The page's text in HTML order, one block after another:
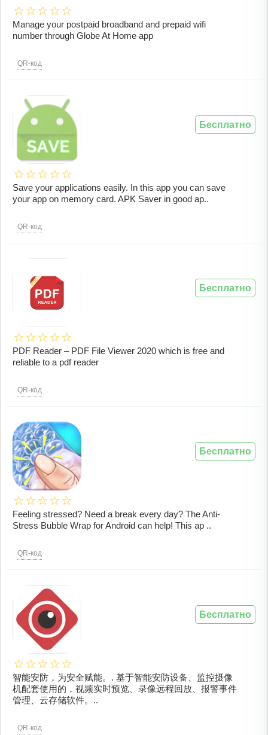
Manage your postpaid broadband and prepaid wifi
number through Globe At Home app
QR-код
Save your applications easily. In this app you can save
your app on memory card. APK Saver in good ap..
QR-код
Бесплатно
PDF Reader – PDF File Viewer 2020 which is free and
reliable to a pdf reader
QR-код
Бесплатно
Feeling stressed? Need a break every day? The Anti-
Stress Bubble Wrap for Android can help! This ap ..
QR-код
Бесплатно
智能安防，为安全赋能。. 基于智能安防设备、监控摄像
机配套使用的，视频实时预览、录像远程回放、报警事件
管理、云存储软件。..
QR-код
Бесплатно